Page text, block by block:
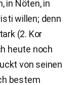
in Nöten, in
willen; denn
(2. Kor
heute noch
von seinen
bestem